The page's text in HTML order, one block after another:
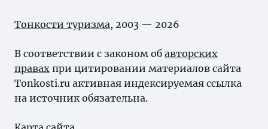
Тонкости туризма, 2003 — 2026
В соответствии с законом об авторских
правах при цитировании материалов сайта
Tonkosti.ru активная индексируемая ссылка
на источник обязательна.